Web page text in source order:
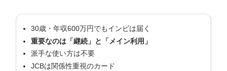
30歳・年収600万円でもインビは届く
重要なのは「継続」と「メイン利用」
派手な使い方は不要
JCBは関係性重視のカード